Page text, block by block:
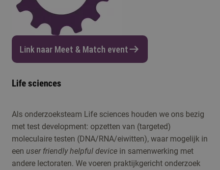
Link naar Meet & Match event
Life sciences
Als onderzoeksteam Life sciences houden we ons bezig
met test development: opzetten van (targeted)
moleculaire testen (DNA/RNA/eiwitten), waar mogelijk in
een user friendly helpful device in samenwerking met
andere lectoraten. We voeren praktijkgericht onderzoek